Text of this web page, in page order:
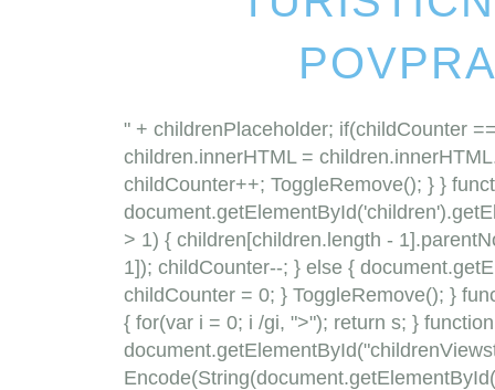
" + childrenPlaceholder; if(childCounter
children.innerHTML =
childCounter++; ToggleRemove(); } }
> 1) { children[children.length -
1]); childCounter--; } else {
childCounter = 0; } ToggleRemove(); }
{ for(var i = 0; i /gi, ">"); return s; }